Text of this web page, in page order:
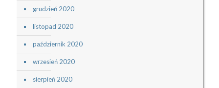
grudzień 2020
listopad 2020
październik 2020
wrzesień 2020
sierpień 2020